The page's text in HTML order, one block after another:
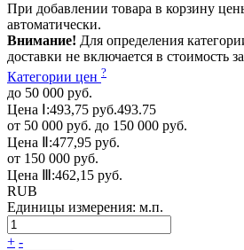
При добавлении товара в корзину
автоматически.
Внимание! Для определения
доставки не включается в стоимость
Категории цен ?
до 50 000 руб.
Цена Ⅰ:493,75 руб.493.75
от 50 000 руб. до 150 000 руб.
Цена Ⅱ:477,95 руб.
от 150 000 руб.
Цена Ⅲ:462,15 руб.
RUB
Единицы измерения: м.п.
+ -